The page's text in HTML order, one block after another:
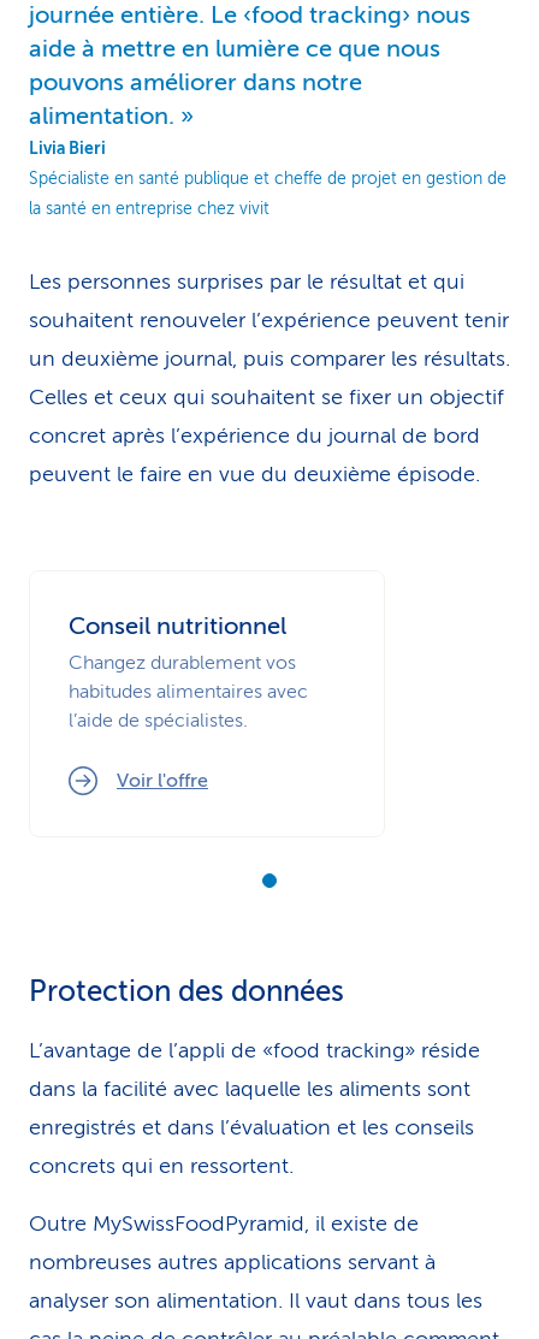
journée entière. Le ‹food tracking› nous
aide à mettre en lumière ce que nous
pouvons améliorer dans notre
alimentation.
Livia Bieri
Spécialiste en santé publique et cheffe de projet en gestion de
la santé en entreprise chez vivit
Les personnes surprises par le résultat et qui
souhaitent renouveler l’expérience peuvent tenir
un deuxième journal, puis comparer les résultats.
Celles et ceux qui souhaitent se fixer un objectif
concret après l’expérience du journal de bord
peuvent le faire en vue du deuxième épisode.
Conseil nutritionnel
Changez durablement vos
habitudes alimentaires avec
l’aide de spécialistes.
Voir l'offre
Protection des données
L’avantage de l’appli de «food tracking» réside
dans la facilité avec laquelle les aliments sont
enregistrés et dans l’évaluation et les conseils
concrets qui en ressortent.
Outre MySwissFoodPyramid, il existe de
nombreuses autres applications servant à
analyser son alimentation. Il vaut dans tous les